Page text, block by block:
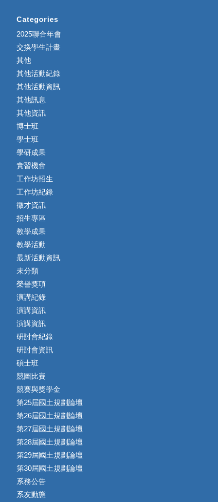
Categories
2025聯合年會
交換學生計畫
其他
其他活動紀錄
其他活動資訊
其他訊息
其他資訊
博士班
學士班
學研成果
實習機會
工作坊招生
工作坊紀錄
徵才資訊
招生專區
教學成果
教學活動
最新活動資訊
未分類
榮譽獎項
演講紀錄
演講資訊
演講資訊
研討會紀錄
研討會資訊
碩士班
競圖比賽
競賽與獎學金
第25屆國土規劃論壇
第26屆國土規劃論壇
第27屆國土規劃論壇
第28屆國土規劃論壇
第29屆國土規劃論壇
第30屆國土規劃論壇
系務公告
系友動態